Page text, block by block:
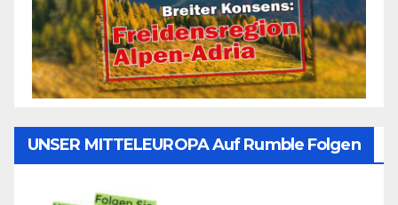
UNSER MITTELEUROPA Auf Rumble Folgen